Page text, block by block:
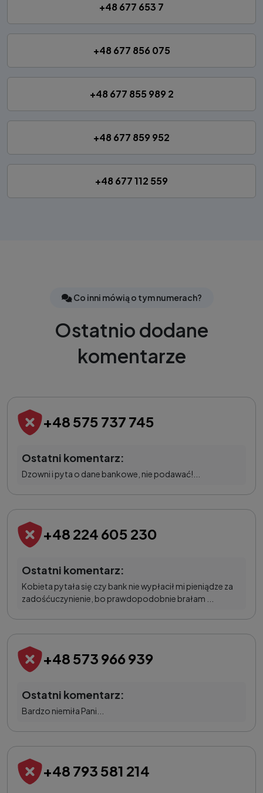
+48 677 653 7
+48 677 856 075
+48 677 855 989 2
+48 677 859 952
+48 677 112 559
Co inni mówią o tym numerach?
Ostatnio dodane
komentarze
+48 575 737 745
Ostatni komentarz:
Dzowni i pyta o dane bankowe, nie podawać!...
+48 224 605 230
Ostatni komentarz:
Kobieta pytała się czy bank nie wypłacił mi pieniądze za
zadośćuczynienie, bo prawdopodobnie brałam ...
+48 573 966 939
Ostatni komentarz:
Bardzo niemiła Pani...
+48 793 581 214